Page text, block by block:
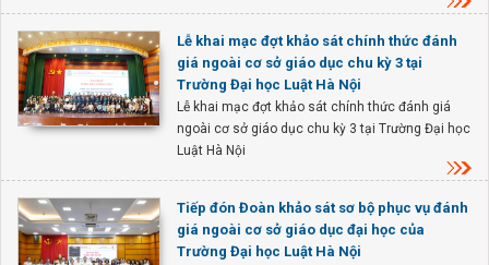
Lễ khai mạc đợt khảo sát chính thức đánh
giá ngoài cơ sở giáo dục chu kỳ 3 tại
Trường Đại học Luật Hà Nội
Lễ khai mạc đợt khảo sát chính thức đánh giá
ngoài cơ sở giáo dục chu kỳ 3 tại Trường Đại học
Luật Hà Nội
Tiếp đón Đoàn khảo sát sơ bộ phục vụ đánh
giá ngoài cơ sở giáo dục đại học của
Trường Đại học Luật Hà Nội